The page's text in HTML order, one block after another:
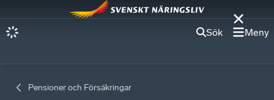
Sök Meny
Pensioner och Försäkringar